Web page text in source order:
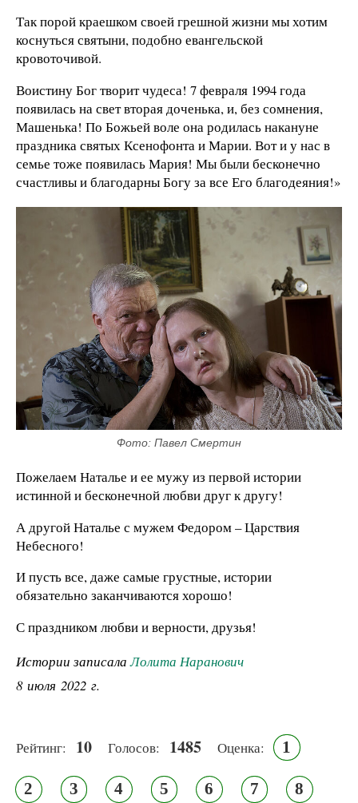
Так порой краешком своей грешной жизни мы хотим
коснуться святыни, подобно евангельской
кровоточивой.
Воистину Бог творит чудеса! 7 февраля 1994 года
появилась на свет вторая доченька, и, без сомнения,
Машенька! По Божьей воле она родилась накануне
праздника святых Ксенофонта и Марии. Вот и у нас в
семье тоже появилась Мария! Мы были бесконечно
счастливы и благодарны Богу за все Его благодеяния!»
Фото: Павел Смертин
Пожелаем Наталье и ее мужу из первой истории
истинной и бесконечной любви друг к другу!
А другой Наталье с мужем Федором – Царствия
Небесного!
И пусть все, даже самые грустные, истории
обязательно заканчиваются хорошо!
С праздником любви и верности, друзья!
Истории записалаЛолита Наранович
8 июля 2022 г.
Рейтинг: 10 Голосов: 1485 Оценка: 1
2 3 4 5 6 7 8